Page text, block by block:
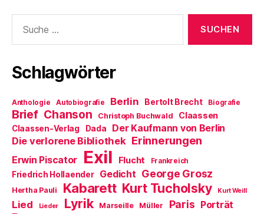
nach:
Schlagwörter
Anthologie Autobiografie Berlin Bertolt Brecht Biografie
Brief Chanson Christoph Buchwald Claassen
Claassen-Verlag Dada Der Kaufmann von Berlin
Die verlorene Bibliothek Erinnerungen
Erwin Piscator Exil Flucht Frankreich
Friedrich Hollaender Gedicht George Grosz
Hertha Pauli Kabarett Kurt Tucholsky Kurt Weill
Lied Lieder Lyrik Marseille Müller Paris Porträt